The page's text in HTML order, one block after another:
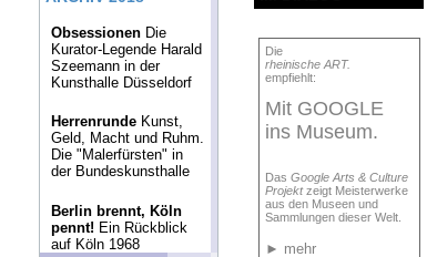
Die
rheinische ART.
empfiehlt:
Mit GOOGLE
ins Museum.
Das Google Arts & Culture
Projektzeigt Meisterwerke
aus den Museen und
Sammlungen dieser Welt.
► mehr
Obsessionen Die
Kurator-Legende Harald
Szeemann in der
Kunsthalle Düsseldorf
Herrenrunde Kunst,
Geld, Macht und Ruhm.
Die "Malerfürsten" in
der Bundeskunsthalle
Berlin brennt, Köln
pennt! Ein Rückblick
auf Köln 1968